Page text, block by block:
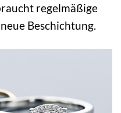
regelmäßige
Beschichtung.